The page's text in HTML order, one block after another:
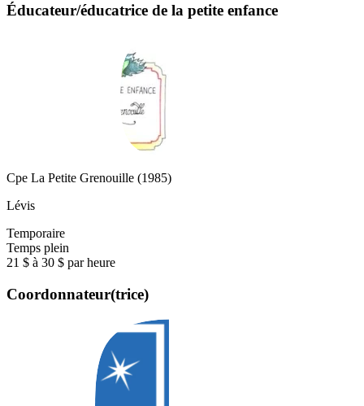
Éducateur/éducatrice de la petite enfance
Cpe La Petite Grenouille (1985)
Lévis
Temporaire
Temps plein
21 $ à 30 $ par heure
Coordonnateur(trice)